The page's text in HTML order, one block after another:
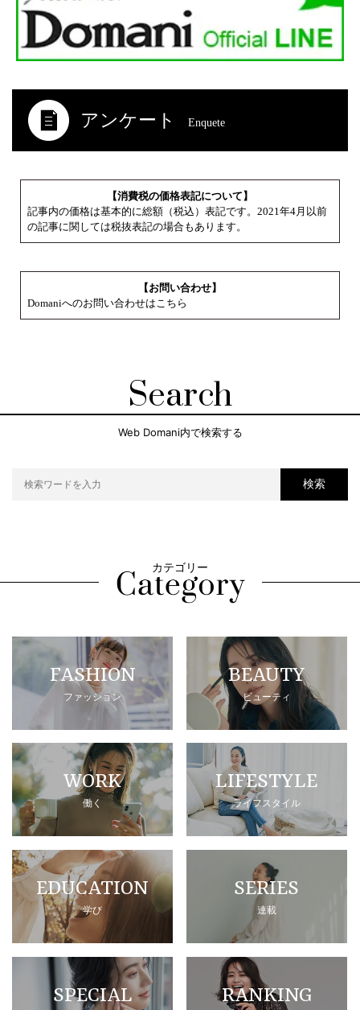
アンケート Enquete
【消費税の価格表記について】
記事内の価格は基本的に総額（税込）表記です。2021年4月以前
の記事に関しては税抜表記の場合もあります。
【お問い合わせ】
Domaniへのお問い合わせはこちら
Search
Web Domani内で検索する
検索
カテゴリー
FASHION
ファッション
BEAUTY
ビューティ
WORK
働く
LIFESTYLE
ライフスタイル
EDUCATION
学び
SERIES
連載
SPECIAL RANKING